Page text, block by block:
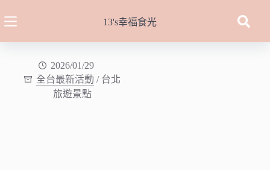
至
13's幸福食光
2026/01/29
全台最新活動 / 台北
旅遊景點